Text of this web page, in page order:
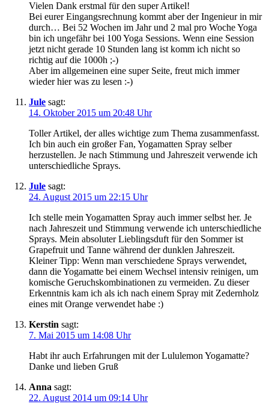
Vielen Dank erstmal für den super Artikel!
Bei eurer Eingangsrechnung kommt aber der Ingenieur in mir
durch… Bei 52 Wochen im Jahr und 2 mal pro Woche Yoga
bin ich ungefähr bei 100 Yoga Sessions. Wenn eine Session
jetzt nicht gerade 10 Stunden lang ist komm ich nicht so
richtig auf die 1000h ;-)
Aber im allgemeinen eine super Seite, freut mich immer
wieder hier was zu lesen :-)
Jule sagt:
14. Oktober 2015 um 20:48 Uhr
Toller Artikel, der alles wichtige zum Thema zusammenfasst.
Ich bin auch ein großer Fan, Yogamatten Spray selber
herzustellen. Je nach Stimmung und Jahreszeit verwende ich
unterschiedliche Sprays.
Jule sagt:
24. August 2015 um 22:15 Uhr
Ich stelle mein Yogamatten Spray auch immer selbst her. Je
nach Jahreszeit und Stimmung verwende ich unterschiedliche
Sprays. Mein absoluter Lieblingsduft für den Sommer ist
Grapefruit und Tanne während der dunklen Jahreszeit.
Kleiner Tipp: Wenn man verschiedene Sprays verwendet,
dann die Yogamatte bei einem Wechsel intensiv reinigen, um
komische Geruchskombinationen zu vermeiden. Zu dieser
Erkenntnis kam ich als ich nach einem Spray mit Zedernholz
eines mit Orange verwendet habe :)
Kerstin sagt:
7. Mai 2015 um 14:08 Uhr
Habt ihr auch Erfahrungen mit der Lululemon Yogamatte?
Danke und lieben Gruß
Anna sagt:
22. August 2014 um 09:14 Uhr